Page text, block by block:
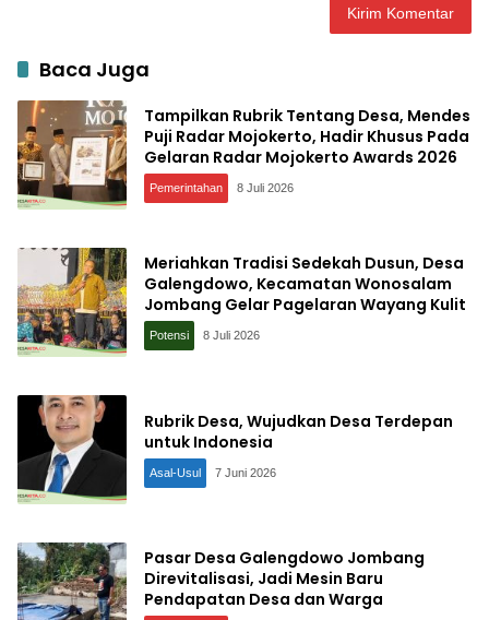
Baca Juga
Tampilkan Rubrik Tentang Desa, Mendes
Puji Radar Mojokerto, Hadir Khusus Pada
Gelaran Radar Mojokerto Awards 2026
Pemerintahan 8 Juli 2026
Meriahkan Tradisi Sedekah Dusun, Desa
Galengdowo, Kecamatan Wonosalam
Jombang Gelar Pagelaran Wayang Kulit
Potensi 8 Juli 2026
Rubrik Desa, Wujudkan Desa Terdepan
untuk Indonesia
Asal-Usul 7 Juni 2026
Pasar Desa Galengdowo Jombang
Direvitalisasi, Jadi Mesin Baru
Pendapatan Desa dan Warga